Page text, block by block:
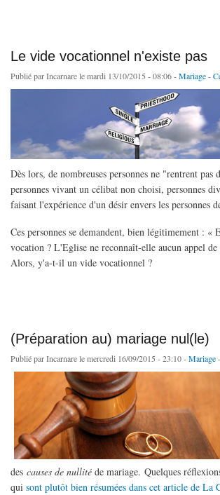
Le vide vocationnel n'existe pas
Publié parIncarnarele mardi 13/10/2015 - 08:06 -Mariage-
Dès lors, de nombreuses personnes ne "rentrent pas
personnes vivant un célibat non choisi, personnes
faisant l'expérience d'un désir envers les personnes
Ces personnes se demandent, bien légitimement : «
vocation ? L'Eglise ne reconnaît-elle aucun appel
Alors, y'a-t-il un vide vocationnel ?
(Préparation au) mariage nul(le)
Publié parIncarnarele mercredi 16/09/2015 - 23:10 -Mariage-
des causes de nullité de mariage. Quelques
qui sont plutôt bien résumées dans cet article de La